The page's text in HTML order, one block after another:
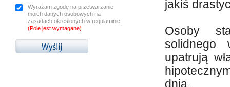
Wyrażam zgodę na przetwarzanie
moich danych osobowych na
zasadach określonych w regulaminie.
(Pole jest wymagane)
jakiś
Osoby
solidnego
upatrują
dnia.